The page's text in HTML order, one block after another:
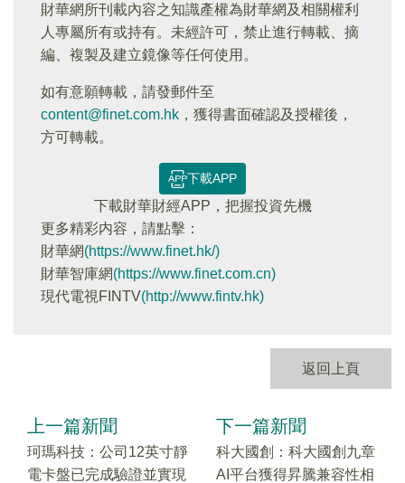
財華網所刊載內容之知識產權為財華網及相關權利
人專屬所有或持有。未經許可，禁止進行轉載、摘
編、複製及建立鏡像等任何使用。
如有意願轉載，請發郵件至
content@finet.com.hk ，獲得書面確認及授權後，
方可轉載。
下載APP
下載財華財經APP，把握投資先機
更多精彩内容，請點擊：
財華網(https://www.finet.hk/)
財華智庫網(https://www.finet.com.cn)
現代電視FINTV(http://www.fintv.hk)
返回上頁
上一篇新聞
珂瑪科技：公司12英寸靜
電卡盤已完成驗證並實現
下一篇新聞
科大國創：科大國創九章
AI平台獲得昇騰兼容性相